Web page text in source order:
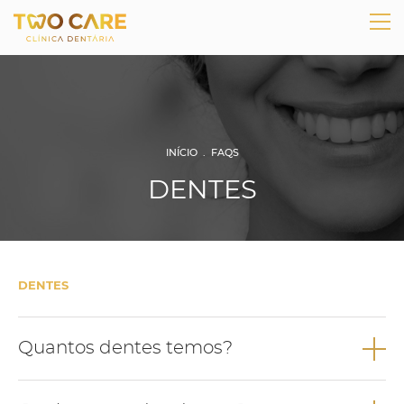
INÍCIO. FAQS
DENTES
DENTES
Quantos dentes temos?